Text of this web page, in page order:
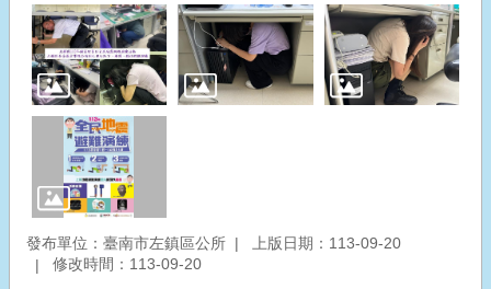
發布單位：臺南市左鎮區公所
上版日期：113-09-20
修改時間：113-09-20